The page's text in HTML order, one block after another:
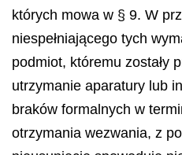
których mowa w § 9. W
niespełniającego tych
podmiot, któremu zostały
utrzymanie aparatury lub
braków formalnych w
otrzymania wezwania, z